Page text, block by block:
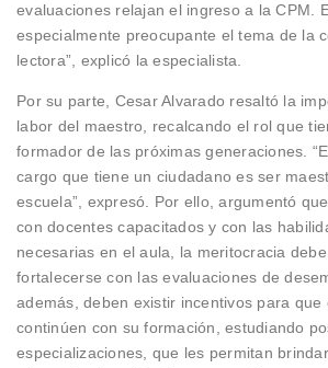
evaluaciones relajan el ingreso a la CPM.
especialmente preocupante el tema de la
lectora”, explicó la especialista.
Por su parte, Cesar Alvarado resaltó la
labor del maestro, recalcando el rol que
formador de las próximas generaciones.
cargo que tiene un ciudadano es ser
escuela”, expresó. Por ello, argumentó
con docentes capacitados y con las
necesarias en el aula, la meritocracia
fortalecerse con las evaluaciones de
además, deben existir incentivos para que
continúen con su formación, estudiando
especializaciones, que les permitan